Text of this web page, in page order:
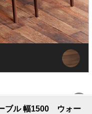
ブル 幅1500 ウォー